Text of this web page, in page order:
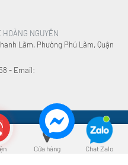
HOÀNG NGUYÊN
Lãm, Phường Phú Lãm, Quận
- Email:
toàn điện Nhà thông minh
Cửa hàng Chat Zalo